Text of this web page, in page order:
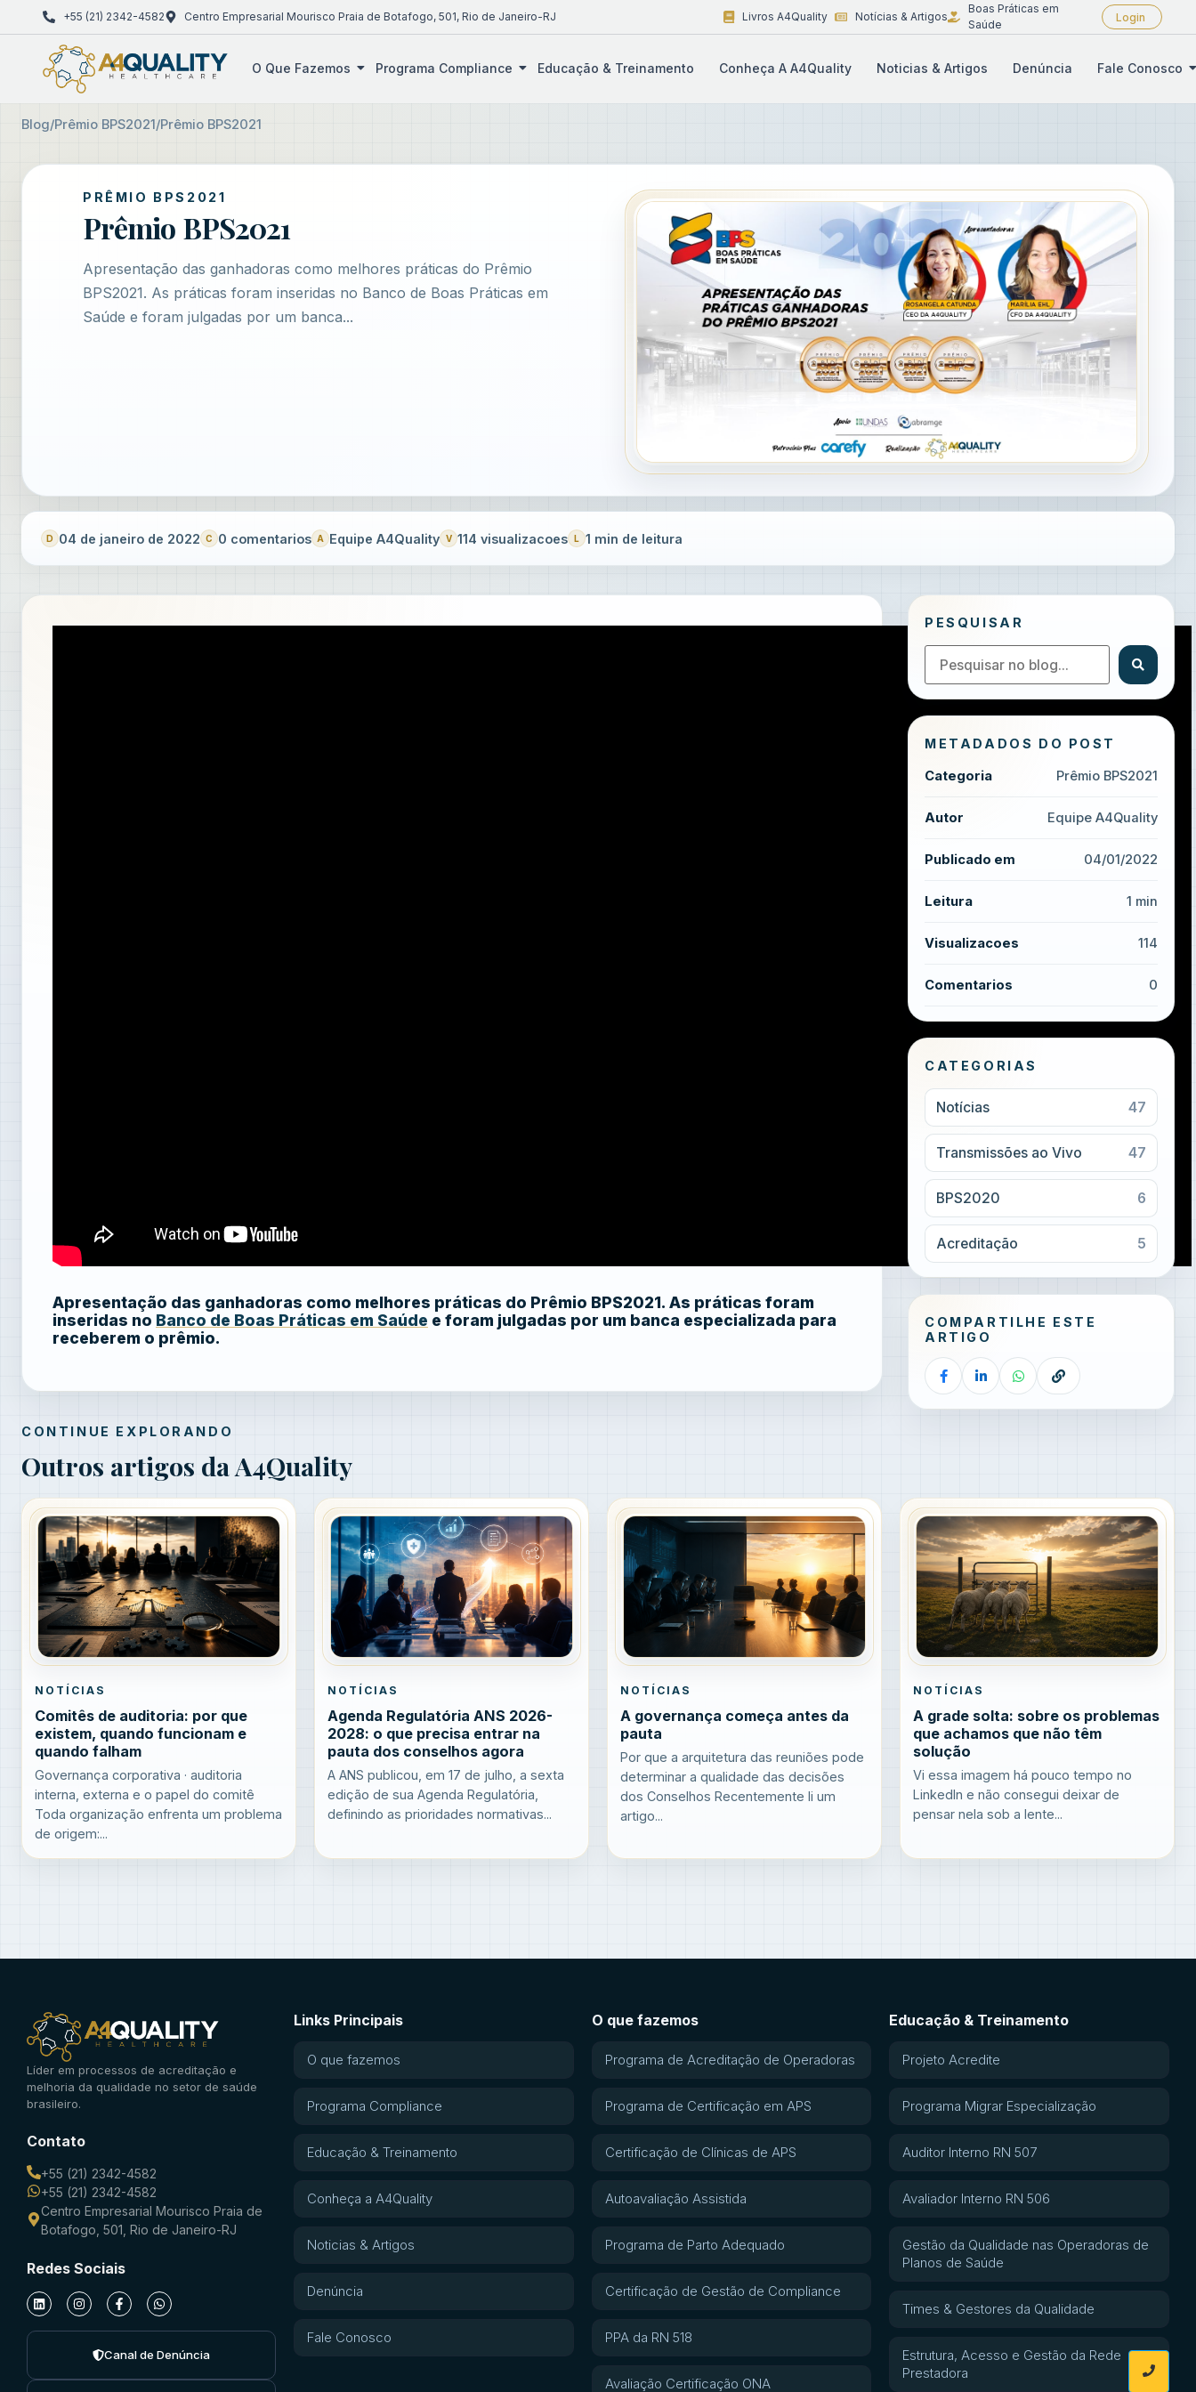
+55 (21) 2342-4582 Centro Empresarial Mourisco Praia de Botafogo, 501, Rio de Janeiro-RJ Livros A4Quality Notícias & Artigos
Boas Práticas em
Saúde
Login
O Que Fazemos Programa Compliance Educação & Treinamento Conheça A A4Quality Noticias & Artigos Denúncia Fale Conosco
Blog/Prêmio BPS2021/Prêmio BPS2021
PRÊMIO BPS2021
Prêmio BPS2021
Apresentação das ganhadoras como melhores práticas do Prêmio
BPS2021. As práticas foram inseridas no Banco de Boas Práticas em
Saúde e foram julgadas por um banca...
04 de janeiro de 2022 0 comentarios Equipe A4Quality 114 visualizacoes 1 min de leitura
Apresentação das ganhadoras como melhores práticas do Prêmio BPS2021. As práticas foram
inseridas no Banco de Boas Práticas em Saúde e foram julgadas por um banca especializada para
receberem o prêmio.
PESQUISAR
METADADOS DO POST
Categoria Prêmio BPS2021
Autor Equipe A4Quality
Publicado em 04/01/2022
Leitura 1 min
Visualizacoes 114
Comentarios 0
CATEGORIAS
Notícias 47
Transmissões ao Vivo 47
BPS2020 6
Acreditação 5
COMPARTILHE ESTE
ARTIGO
CONTINUE EXPLORANDO
Outros artigos da A4Quality
NOTÍCIAS
Comitês de auditoria: por que
existem, quando funcionam e
quando falham
Governança corporativa · auditoria
interna, externa e o papel do comitê
Toda organização enfrenta um problema
de origem:...
NOTÍCIAS
Agenda Regulatória ANS 2026-
2028: o que precisa entrar na
pauta dos conselhos agora
A ANS publicou, em 17 de julho, a sexta
edição de sua Agenda Regulatória,
definindo as prioridades normativas...
NOTÍCIAS
A governança começa antes da
pauta
Por que a arquitetura das reuniões pode
determinar a qualidade das decisões
dos Conselhos Recentemente li um
artigo...
NOTÍCIAS
A grade solta: sobre os problemas
que achamos que não têm
solução
Vi essa imagem há pouco tempo no
LinkedIn e não consegui deixar de
pensar nela sob a lente...
Líder em processos de acreditação e
melhoria da qualidade no setor de saúde
brasileiro.
Contato
+55 (21) 2342-4582
+55 (21) 2342-4582
Centro Empresarial Mourisco Praia de
Botafogo, 501, Rio de Janeiro-RJ
Redes Sociais
Canal de Denúncia
Links Principais
O que fazemos
Programa Compliance
Educação & Treinamento
Conheça a A4Quality
Noticias & Artigos
Denúncia
Fale Conosco
O que fazemos
Programa de Acreditação de Operadoras
Programa de Certificação em APS
Certificação de Clínicas de APS
Autoavaliação Assistida
Programa de Parto Adequado
Certificação de Gestão de Compliance
PPA da RN 518
Avaliação Certificação ONA
Educação & Treinamento
Projeto Acredite
Programa Migrar Especialização
Auditor Interno RN 507
Avaliador Interno RN 506
Gestão da Qualidade nas Operadoras de
Planos de Saúde
Times & Gestores da Qualidade
Estrutura, Acesso e Gestão da Rede
Prestadora